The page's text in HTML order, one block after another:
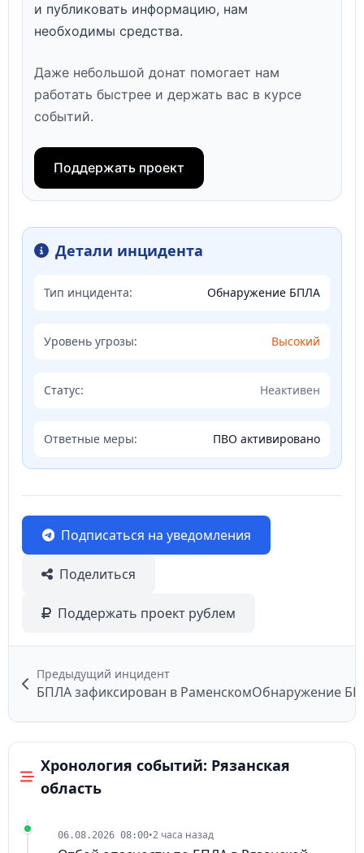
и публиковать информацию, нам
необходимы средства.
Даже небольшой донат помогает нам
работать быстрее и держать вас в курсе
событий.
Поддержать проект
Детали инцидента
Тип инцидента: Обнаружение БПЛА
Уровень угрозы: Высокий
Статус: Неактивен
Ответные меры: ПВО активировано
Подписаться на уведомления
Поделиться
Поддержать проект рублем
Предыдущий инцидент
БПЛА зафиксирован в Раменском
Хронология событий: Рязанская
область
06.08.2026 08:00•2 часа назад